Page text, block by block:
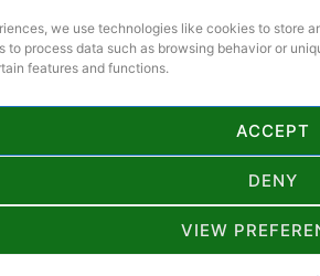
we use technologies like cookies to store
to process data such as browsing behavior or
features and functions.
ACCEPT
DENY
VIEW